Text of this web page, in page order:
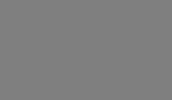
Osorio"